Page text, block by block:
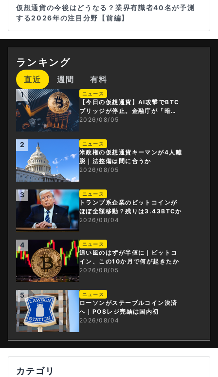
仮想通貨の今後はどうなる？業界有識者40名が予測
する2026年の注目分野【前編】
ランキング
直近 週間 有料
1 ニュース
【今日の仮想通貨】AI攻撃でBTC
ブリッジが停止。金融庁が「暗号
資産・ステーブルコイン課」新設
2026/08/05
2 ニュース
米政権の仮想通貨キーマンが4人離
脱｜法整備は間に合うか
2026/08/05
3 ニュース
トランプ系企業のビットコインが
ほぼ全額移動？残りは3.43BTCか
2026/08/04
4 ニュース
追い風のはずが半値に｜ビットコ
イン、この10か月で何が起きたか
2026/08/05
5 ニュース
ローソンがステーブルコイン決済
へ｜POSレジ完結は国内初
2026/08/04
カテゴリ